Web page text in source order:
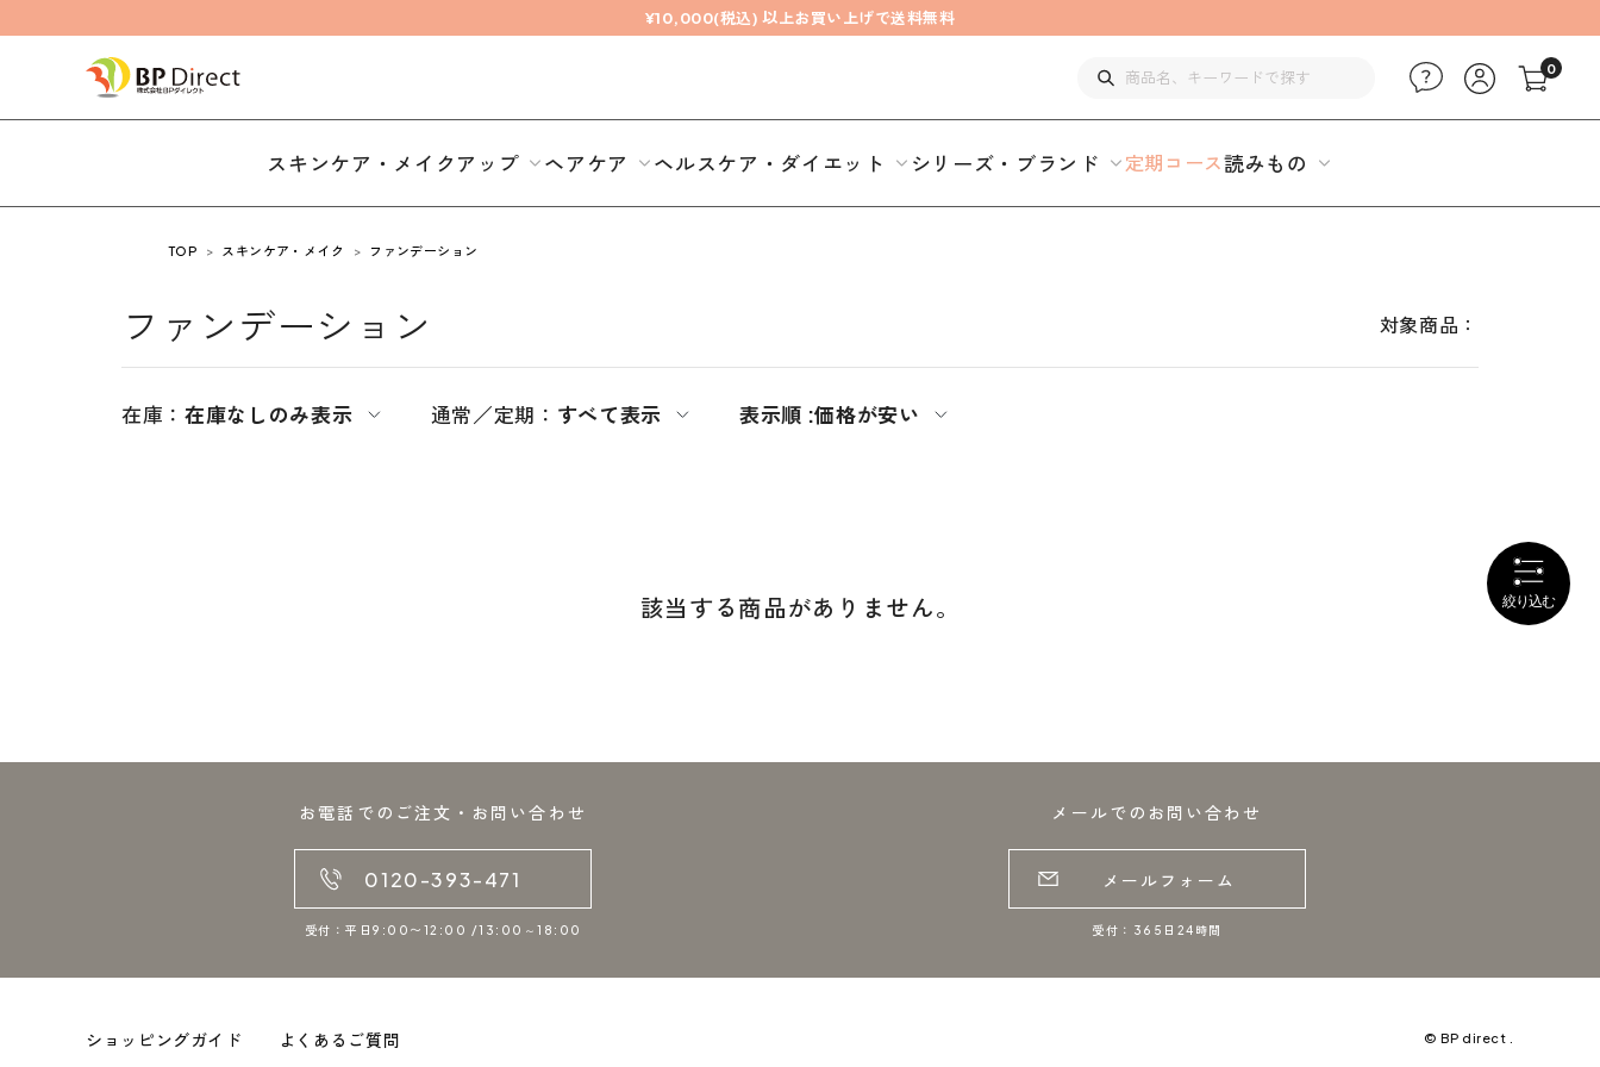
¥10,000(税込) 以上お買い上げで送料無料
0
スキンケア・メイクアップ ヘアケア ヘルスケア・ダイエット シリーズ・ブランド 定期コース読みもの
TOP スキンケア・メイク ファンデーション
ファンデーション 対象商品：
在庫：在庫なしのみ表示 通常／定期： すべて表示 表示順 :価格が安い
該当する商品がありません。
お電話でのご注文・お問い合わせ
0120-393-471
受付：平日9:00〜12:00 /13:00～18:00
メールでのお問い合わせ
メールフォーム
受付：365日24時間
ショッピングガイド よくあるご質問 © BP direct .